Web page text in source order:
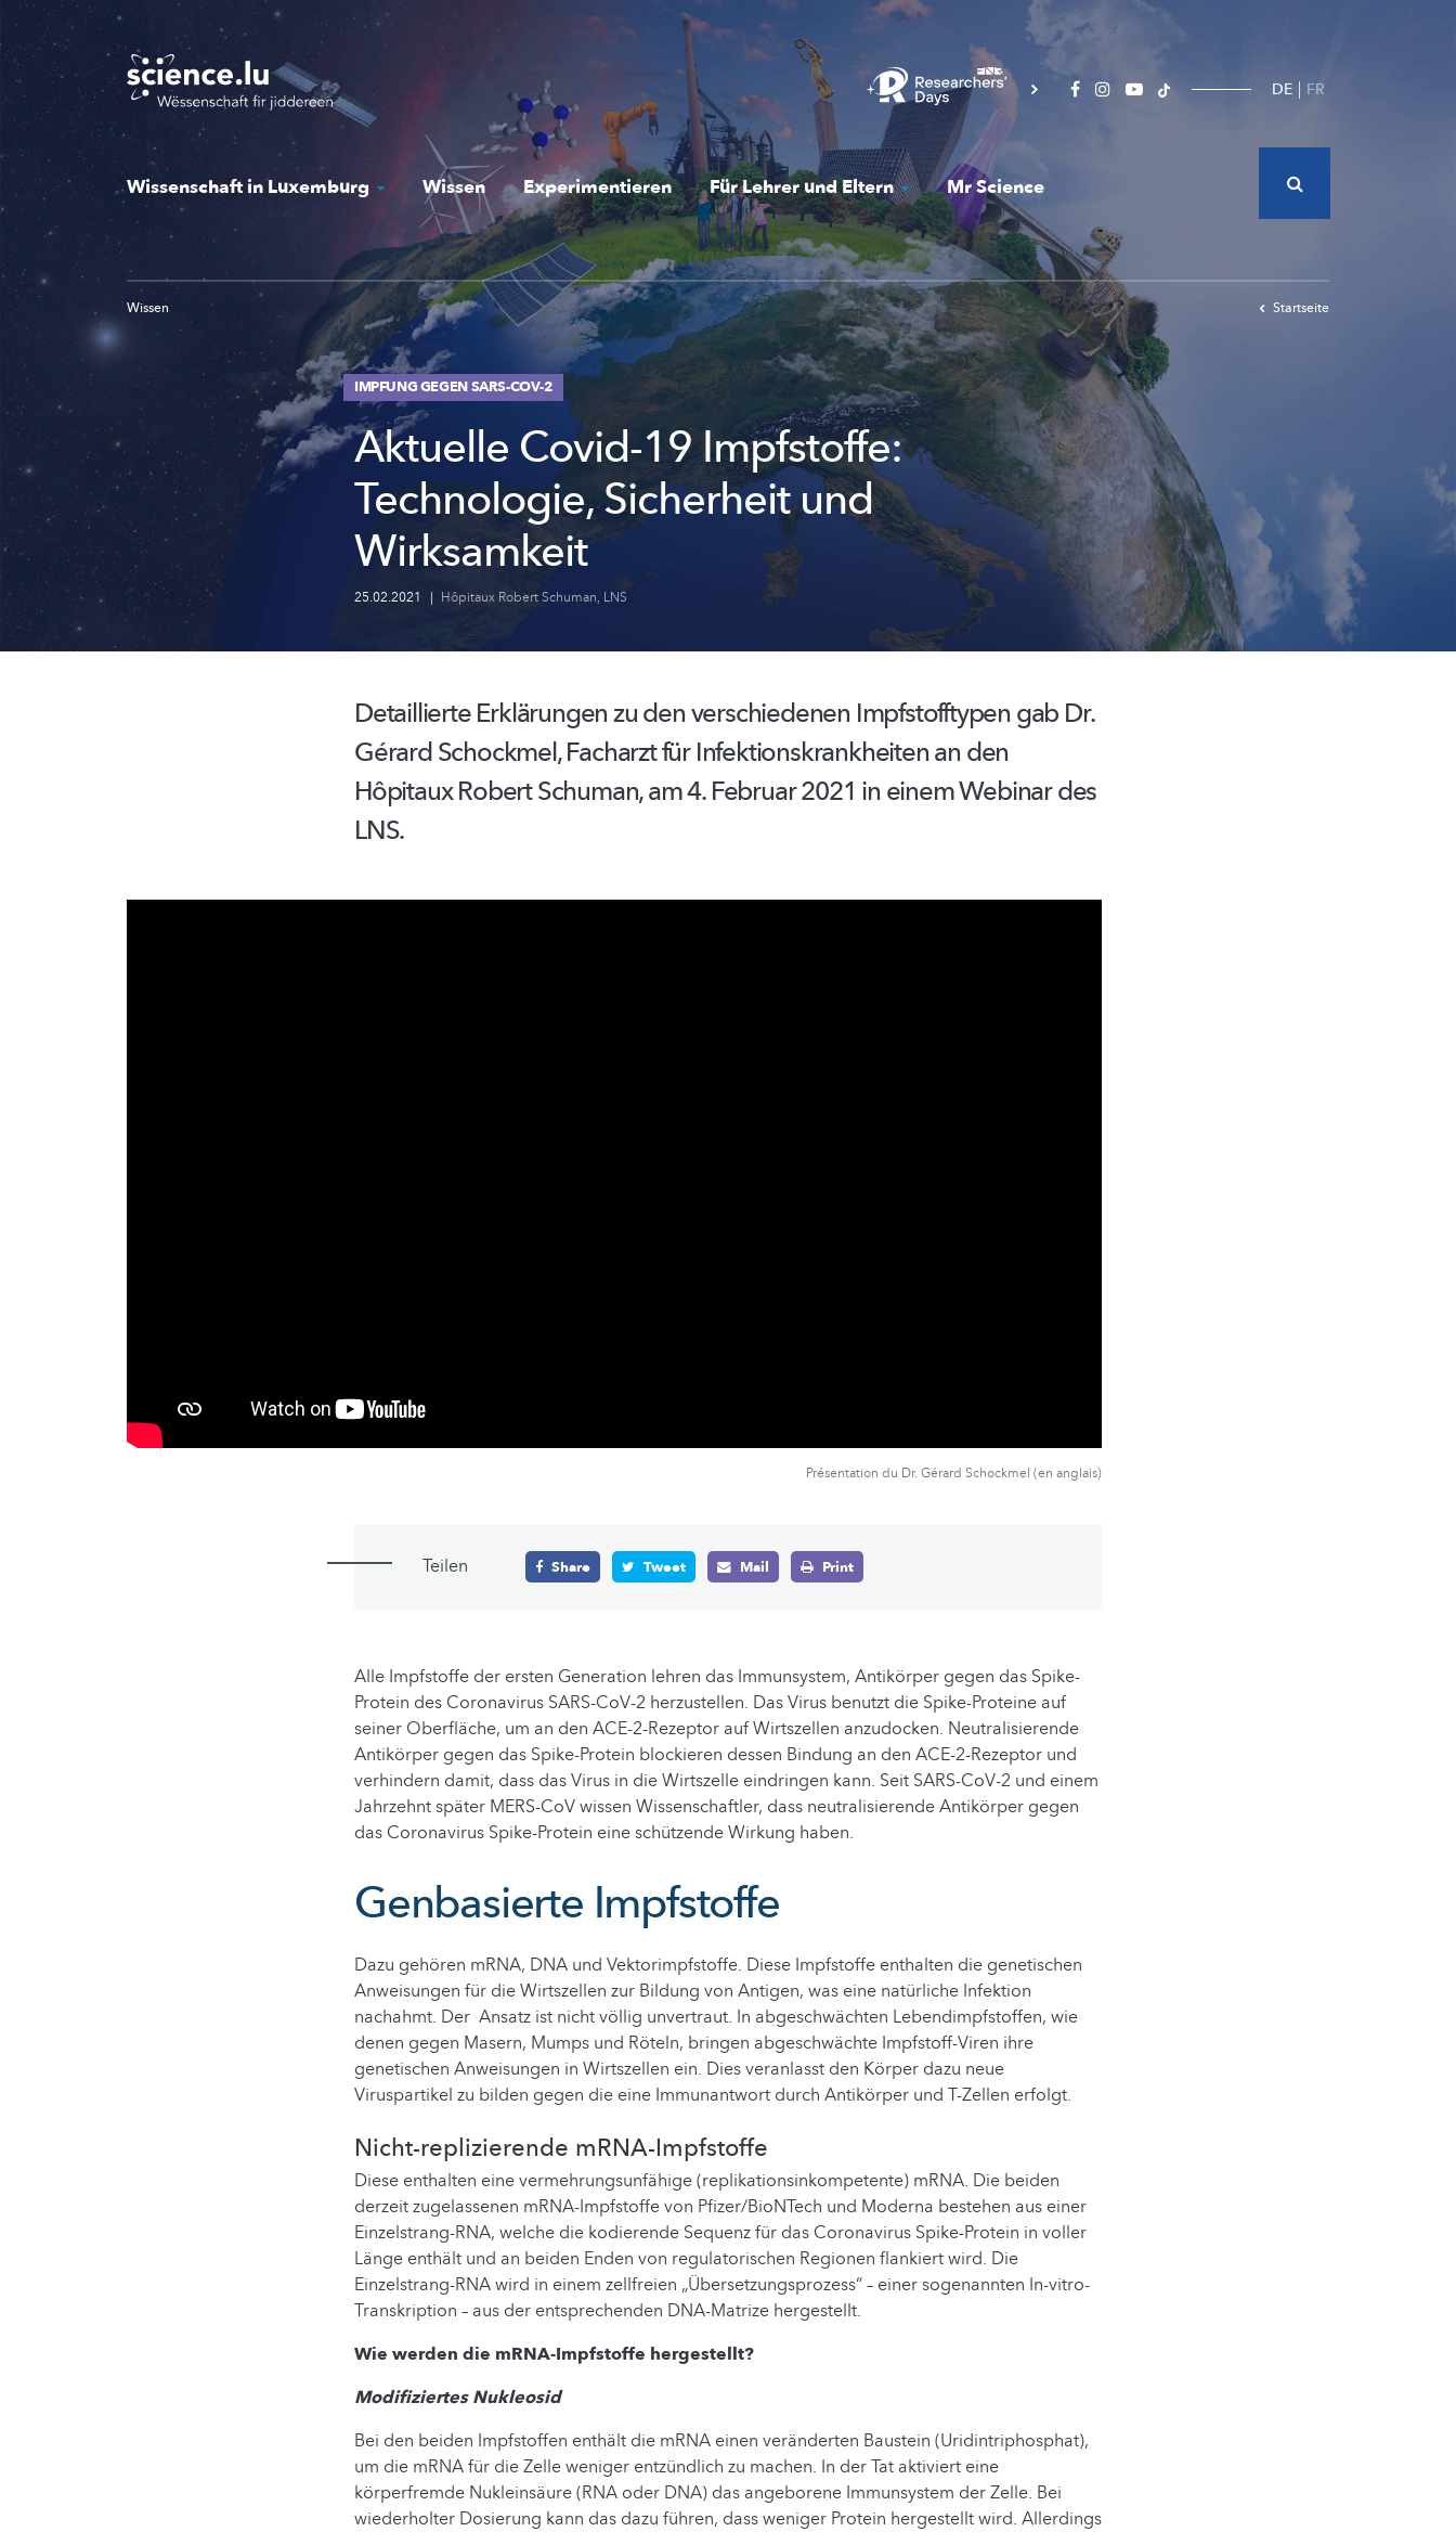
Skip
to
main
content
DE FR
Wissenschaft in Luxemburg Wissen Experimentieren Für Lehrer und Eltern Mr Science
Wissen Startseite
IMPFUNG GEGEN SARS-COV-2
Aktuelle Covid-19 Impfstoffe:
Technologie, Sicherheit und
Wirksamkeit
25.02.2021 | Hôpitaux Robert Schuman, LNS
Detaillierte Erklärungen zu den verschiedenen Impfstofftypen gab Dr.
Gérard Schockmel, Facharzt fürInfektionskrankheitenan den
Hôpitaux Robert Schuman, am 4. Februar 2021 in einem Webinar des
LNS.
Présentation du Dr. Gérard Schockmel (en anglais)
Teilen Share Tweet Mail Print
Alle Impfstoffe der ersten Generation lehren das Immunsystem, Antikörper gegen das Spike-
Protein des Coronavirus SARS-CoV-2 herzustellen. Das Virus benutzt die Spike-Proteine auf
seiner Oberfläche, um an den ACE-2-Rezeptor auf Wirtszellen anzudocken. Neutralisierende
Antikörper gegen das Spike-Protein blockieren dessen Bindung an den ACE-2-Rezeptor und
verhindern damit, dass das Virus in die Wirtszelle eindringen kann. Seit SARS-CoV-2 und einem
Jahrzehnt später MERS-CoV wissen Wissenschaftler, dass neutralisierende Antikörper gegen
das Coronavirus Spike-Protein eine schützende Wirkung haben.
Genbasierte Impfstoffe
Dazu gehören mRNA, DNA und Vektorimpfstoffe. Diese Impfstoffe enthalten die genetischen
Anweisungen für die Wirtszellen zur Bildung von Antigen, was eine natürliche Infektion
nachahmt. Der Ansatz ist nicht völlig unvertraut. In abgeschwächten Lebendimpfstoffen, wie
denen gegen Masern, Mumps und Röteln, bringen abgeschwächte Impfstoff-Viren ihre
genetischen Anweisungen in Wirtszellen ein. Dies veranlasst den Körper dazu neue
Viruspartikel zu bilden gegen die eine Immunantwort durch Antikörper und T-Zellen erfolgt.
Nicht-replizierende mRNA-Impfstoffe
Diese enthalten eine vermehrungsunfähige (replikationsinkompetente) mRNA. Die beiden
derzeit zugelassenen mRNA-Impfstoffe von Pfizer/BioNTech und Moderna bestehen aus einer
Einzelstrang-RNA, welche die kodierende Sequenz für das Coronavirus Spike-Protein in voller
Länge enthält und an beiden Enden von regulatorischen Regionen flankiert wird. Die
Einzelstrang-RNA wird in einem zellfreien „Übersetzungsprozess“ – einer sogenannten In-vitro-
Transkription – aus der entsprechenden DNA-Matrize hergestellt.
Wie werden die mRNA-Impfstoffe hergestellt?
Modifiziertes Nukleosid
Bei den beiden Impfstoffen enthält die mRNA einen veränderten Baustein (Uridintriphosphat),
um die mRNA für die Zelle weniger entzündlich zu machen. In der Tat aktiviert eine
körperfremde Nukleinsäure (RNA oder DNA) das angeborene Immunsystem der Zelle. Bei
wiederholter Dosierung kann das dazu führen, dass weniger Protein hergestellt wird. Allerdings